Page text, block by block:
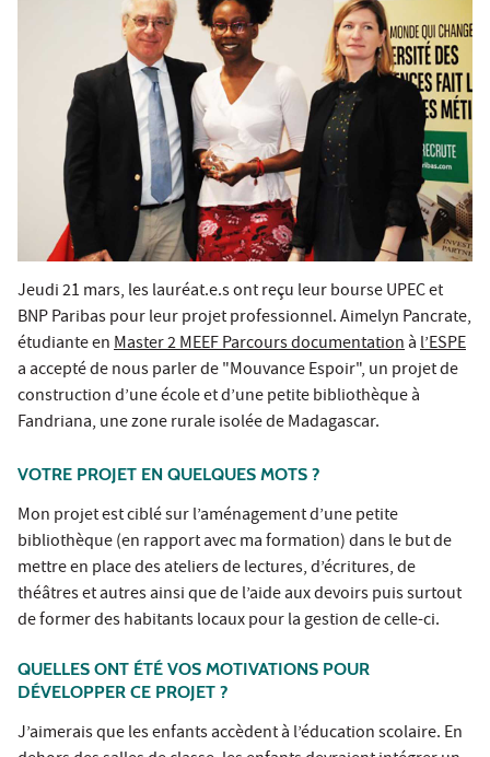
Jeudi 21 mars, les lauréat.e.s ont reçu leur bourse UPEC et
BNP Paribas pour leur projet professionnel. Aimelyn Pancrate,
étudiante enMaster 2 MEEF Parcours documentationàl’ESPE
a accepté de nous parler de "Mouvance Espoir", un projet de
construction d’une école et d’une petite bibliothèque à
Fandriana, une zone rurale isolée de Madagascar.
VOTRE PROJET EN QUELQUES MOTS ?
Mon projet est ciblé sur l’aménagement d’une petite
bibliothèque (en rapport avec ma formation) dans le but de
mettre en place des ateliers de lectures, d’écritures, de
théâtres et autres ainsi que de l’aide aux devoirs puis surtout
de former des habitants locaux pour la gestion de celle-ci.
QUELLES ONT ÉTÉ VOS MOTIVATIONS POUR
DÉVELOPPER CE PROJET ?
J’aimerais que les enfants accèdent à l’éducation scolaire. En